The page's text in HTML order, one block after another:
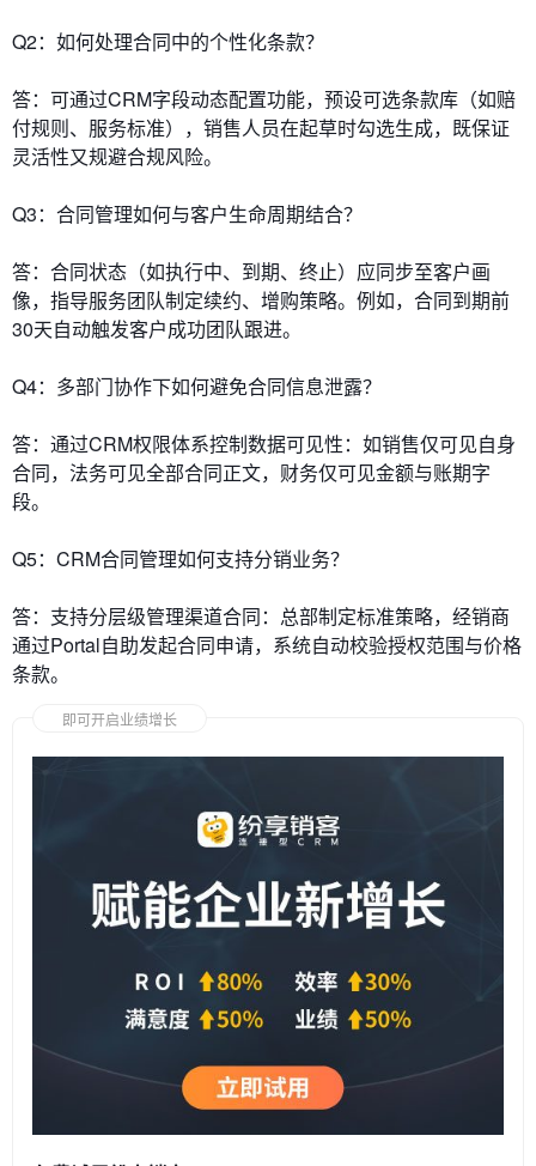
​​Q2：如何处理合同中的个性化条款？​​
答：可通过CRM字段动态配置功能，预设可选条款库（如赔
付规则、服务标准），销售人员在起草时勾选生成，既保证
灵活性又规避合规风险。
​​Q3：合同管理如何与客户生命周期结合？​​
答：合同状态（如执行中、到期、终止）应同步至客户画
像，指导服务团队制定续约、增购策略。例如，合同到期前
30天自动触发客户成功团队跟进。
​​Q4：多部门协作下如何避免合同信息泄露？​​
答：通过CRM权限体系控制数据可见性：如销售仅可见自身
合同，法务可见全部合同正文，财务仅可见金额与账期字
段。
​​Q5：CRM合同管理如何支持分销业务？​​
答：支持分层级管理渠道合同：总部制定标准策略，经销商
通过Portal自助发起合同申请，系统自动校验授权范围与价格
条款。
即可开启业绩增长